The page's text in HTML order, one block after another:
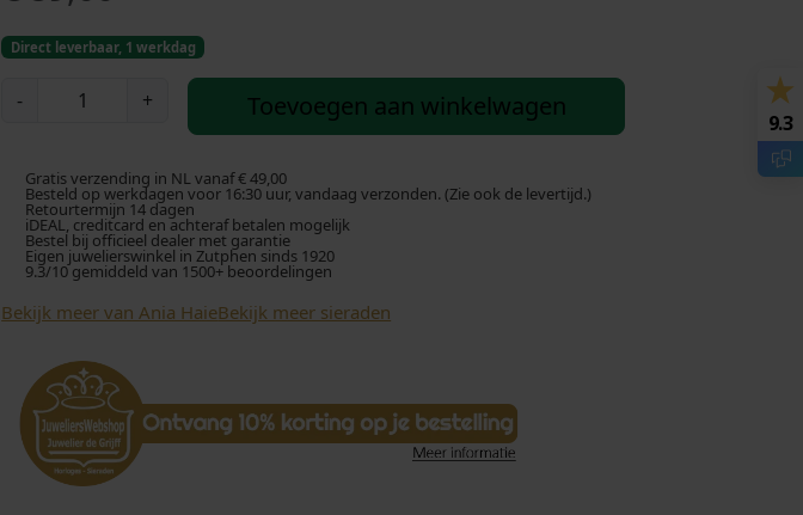
Direct leverbaar, 1 werkdag
-
0
+ Toevoegen aan winkelwagen
Gratis verzending in NL vanaf € 49,00
Besteld op werkdagen voor 16:30 uur, vandaag verzonden. (Zie ook de levertijd.)
Retourtermijn 14 dagen
iDEAL, creditcard en achteraf betalen mogelijk
Bestel bij officieel dealer met garantie
Eigen juwelierswinkel in Zutphen sinds 1920
9.3/10 gemiddeld van 1500+ beoordelingen
Bekijk meer van Ania HaieBekijk meer sieraden
9.3